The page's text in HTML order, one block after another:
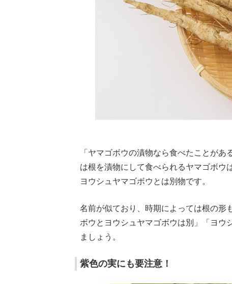
「ヤマゴボウの漬物なら食べたことが
は根を漬物にして食べられるヤマゴボウ
ヨウシュヤマゴボウとは別物です。
名前が似ており、時期によっては根の形
ボウとヨウシュヤマゴボウは別」「ヨウ
ましょう。
紫色の実にも要注意！